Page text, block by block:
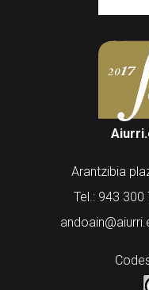
Arantzibia
Tel.: 943 300